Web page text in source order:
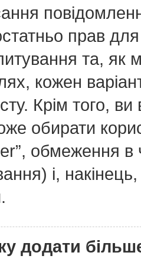
прав
та, як
кожен
Крім того, ви
обирати
обмеження в
і,
додати